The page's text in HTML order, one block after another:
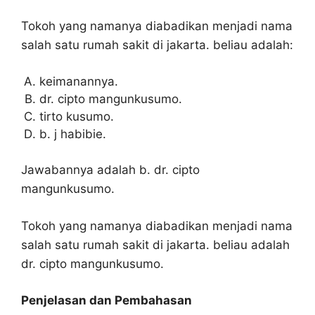
Tokoh yang namanya diabadikan menjadi nama
salah satu rumah sakit di jakarta. beliau adalah:
keimanannya.
dr. cipto mangunkusumo.
tirto kusumo.
b. j habibie.
Jawabannya adalah b. dr. cipto
mangunkusumo.
Tokoh yang namanya diabadikan menjadi nama
salah satu rumah sakit di jakarta. beliau adalah
dr. cipto mangunkusumo.
Penjelasan dan Pembahasan